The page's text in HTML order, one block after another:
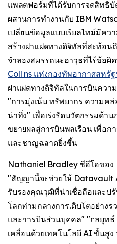
แพลตฟอร์มที่ได้รับการจดสิทธิ
ผสานการทำงานกับ IBM
เปลี่ยนข้อมูลแบบเรียลไทม์มีคว
สร้างฝาแฝดทางดิจิทัลที่สะท้อน
จำลองสมรรถนะอาวุธที่ไร้ข้อผิ
Collins แห่งกองทัพอากาศสหรัฐ
ฝาแฝดทางดิจิทัลในการบินความ
"การมุ่งเน้น ทรัพยากร ความค
น่าทึ่ง" เพื่อเร่งรัดนวัตกรรมด้าน
ขยายผลสู่การบินพลเรือน เพื่อ
และชาญฉลาดยิ่งขึ้น
Nathaniel Bradley ซีอีโอของ
"สัญญานี้จะช่วยให้ Datavault
รับรองคุณวุฒิที่น่าเชื่อถือและป
โลกท่ามกลางการเติบโตอย่าง
และการบินส่วนบุคคล" "กลยุทธ์
เคลื่อนด้วยเทคโนโลยี AI ขั้นสู